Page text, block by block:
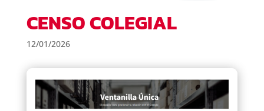
CENSO COLEGIAL
12/01/2026